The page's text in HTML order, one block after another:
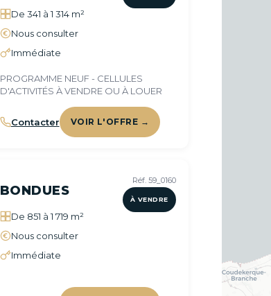
De 341 à 1 314 m²
Nous consulter
Immédiate
PROGRAMME NEUF - CELLULES
D'ACTIVITÉS À VENDRE OU À LOUER
Contacter VOIR L'OFFRE →
Réf. 59_0160
À VENDRE
BONDUES
De 851 à 1 719 m²
Nous consulter
Immédiate